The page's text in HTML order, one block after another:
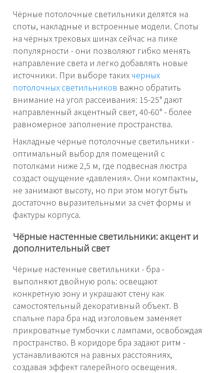
Чёрные потолочные светильники делятся на
споты, накладные и встроенные модели. Споты
на чёрных трековых шинах сейчас на пике
популярности - они позволяют гибко менять
направление света и легко добавлять новые
источники. При выборе таких черных
потолочных светильников важно обратить
внимание на угол рассеивания: 15-25° дают
направленный акцентный свет, 40-60° - более
равномерное заполнение пространства.
Накладные чёрные потолочные светильники -
оптимальный выбор для помещений с
потолками ниже 2,5 м, где подвесная люстра
создаст ощущение «давления». Они компактны,
не занимают высоту, но при этом могут быть
достаточно выразительными за счёт формы и
фактуры корпуса.
Чёрные настенные светильники: акцент и
дополнительный свет
Чёрные настенные светильники - бра -
выполняют двойную роль: освещают
конкретную зону и украшают стену как
самостоятельный декоративный объект. В
спальне пара бра над изголовьем заменяет
прикроватные тумбочки с лампами, освобождая
пространство. В коридоре бра задают ритм -
устанавливаются на равных расстояниях,
создавая эффект галерейного освещения.